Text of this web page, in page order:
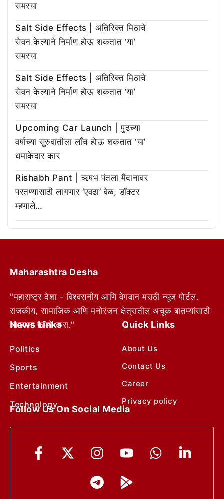
समस्या
Salt Side Effects | अतिरिक्त मिठाचे
सेवन केल्याने निर्माण होऊ शकतात ‘या’
समस्या
Salt Side Effects | अतिरिक्त मिठाचे
सेवन केल्याने निर्माण होऊ शकतात ‘या’
समस्या
Upcoming Car Launch | पुढच्या
वर्षाच्या सुरुवातीला लाँच होऊ शकतात ‘या’
धमाकेदार कार
Rishabh Pant | ऋषभ पंतला मैदानावर
परतण्यासाठी लागणार ‘एवढा’ वेळ, डॉक्टर
म्हणाले…
Maharashtra Desha
"महाराष्ट्र देशा - विश्वसनीय आणि वेगवान मराठी न्यूज पोर्टल.
राजकीय, सामाजिक आणि मनोरंजन क्षेत्रातील अचूक बातम्यांसाठी
आम्हाला फॉलो करा."
News Links
Politics
Sports
Entertainment
Technology
Quick Links
About Us
Contact Us
Career
Privacy policy
Follow Us On Social Media